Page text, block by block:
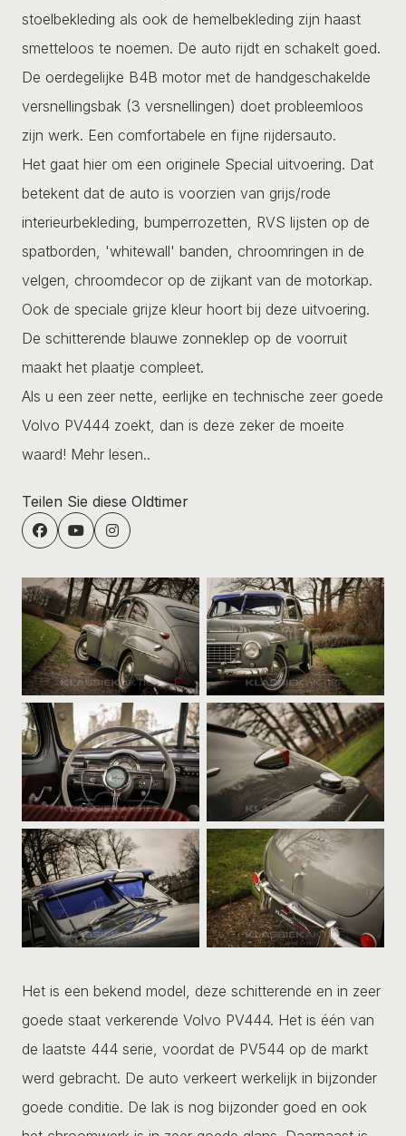
stoelbekleding als ook de hemelbekleding zijn haast
smetteloos te noemen. De auto rijdt en schakelt goed.
De oerdegelijke B4B motor met de handgeschakelde
versnellingsbak (3 versnellingen) doet probleemloos
zijn werk. Een comfortabele en fijne rijdersauto.
Het gaat hier om een originele Special uitvoering. Dat
betekent dat de auto is voorzien van grijs/rode
interieurbekleding, bumperrozetten, RVS lijsten op de
spatborden, 'whitewall' banden, chroomringen in de
velgen, chroomdecor op de zijkant van de motorkap.
Ook de speciale grijze kleur hoort bij deze uitvoering.
De schitterende blauwe zonneklep op de voorruit
maakt het plaatje compleet.
Als u een zeer nette, eerlijke en technische zeer goede
Volvo PV444 zoekt, dan is deze zeker de moeite
waard! Mehr lesen..
Teilen Sie diese Oldtimer
Het is een bekend model, deze schitterende en in zeer
goede staat verkerende Volvo PV444. Het is één van
de laatste 444 serie, voordat de PV544 op de markt
werd gebracht. De auto verkeert werkelijk in bijzonder
goede conditie. De lak is nog bijzonder goed en ook